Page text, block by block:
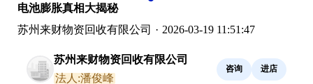
电池膨胀真相大揭秘
苏州来财物资回收有限公司 · 2026-03-19 11:51:47
苏州来财物资回收有限公司
法人:潘俊峰
咨询 进店